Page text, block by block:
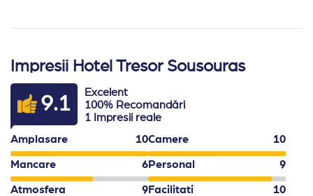
Impresii Hotel Tresor Sousouras
9.1
Excelent
100% Recomandări
1 Impresii reale
Amplasare
10Camere 10
Mancare 6Personal 9
Atmosfera 9Facilitati 10